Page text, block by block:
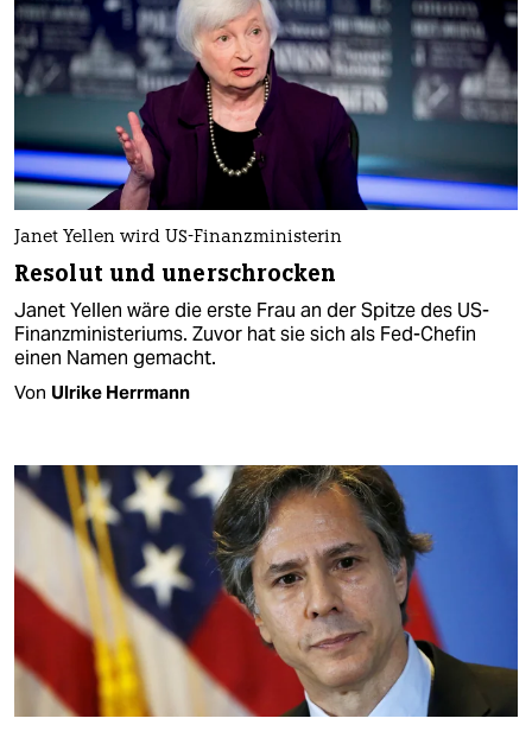
Janet Yellen wird US-Finanzministerin
Resolut und unerschrocken
Janet Yellen wäre die erste Frau an der Spitze des US-
Finanzministeriums. Zuvor hat sie sich als Fed-Chefin
einen Namen gemacht.
Von Ulrike Herrmann